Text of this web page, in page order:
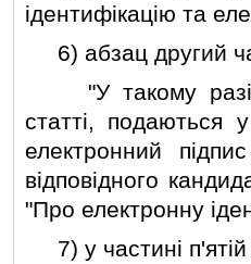
iдентифiкацiю та
6) абзац другий
"У такому разi
статтi, подаються
електронний
вiдповiдного
"Про електронну
7) у частинi п'ятiй